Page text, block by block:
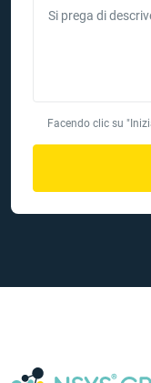
Si prega di
Facendo clic su